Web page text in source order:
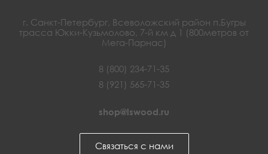
г. Санкт-Петербург, Всеволожский район п.Бугры
трасса Юкки-Кузьмолово, 7-й км д 1 (800метров от
Мега-Парнас)
8 (800) 234-71-35
8 (921) 565-71-35
shop@lswood.ru
Связаться с нами